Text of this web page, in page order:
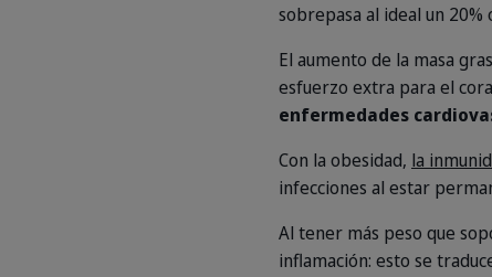
sobrepasa al ideal un 20%
El aumento de la masa
esfuerzo extra para el
enfermedades
Con la obesidad, la
infecciones al estar
Al tener más peso que
inflamación: esto se